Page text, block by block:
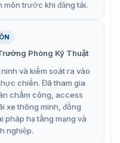
mặt được nhúng
sẵn
trợ
hoặc VMS
trước khi đăng tải.
Phòng Kỹ Thuật
và kiểm soát ra vào
chiến. Đã tham gia
chấm công, access
xe thông minh, đồng
pháp hạ tầng mạng và
nghiệp.